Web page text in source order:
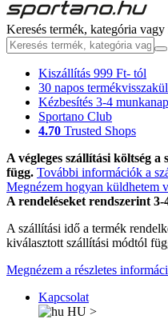
Keresés termék, kategória
Kiszállítás 999 Ft- tól
30 napos
Kézbesítés 3-4
Sportano Club
4.70 Trusted Shops
A végleges szállítási költség
függ. További információk a
Megnézem hogyan küldhetem
A rendeléseket rendszerint
A szállítási idő a termék
kiválasztott szállítási módtól
Megnézem a részletes
Kapcsolat
HU >